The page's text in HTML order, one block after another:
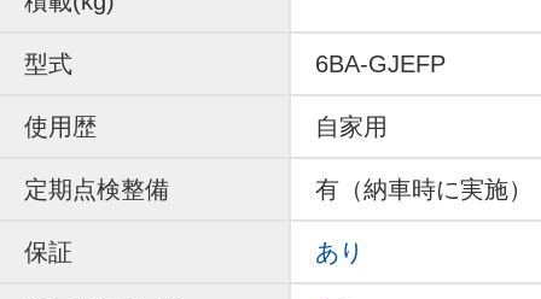
型式 6BA-GJEFP
使用歴 自家用
定期点検整備 有（納車時に実施）
保証 あり